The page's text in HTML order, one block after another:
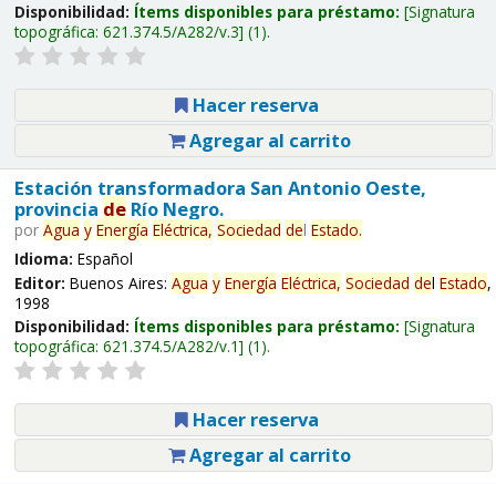
Disponibilidad: Ítems disponibles para préstamo: Signatura
topográfica: 621.374.5/A282/v.3 (1).
Hacer reserva
Agregar al carrito
Estación transformadora San Antonio Oeste,
provincia deRío Negro.
por Agua y Energía Eléctrica, Sociedad del Estado.
Idioma: Español
Editor: Buenos Aires: Agua y Energía Eléctrica, Sociedad del Estado,
1998
Disponibilidad: Ítems disponibles para préstamo: Signatura
topográfica: 621.374.5/A282/v.1 (1).
Hacer reserva
Agregar al carrito